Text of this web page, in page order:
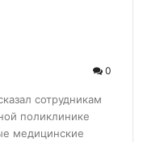
0
сотрудникам
поликлинике
медицинские